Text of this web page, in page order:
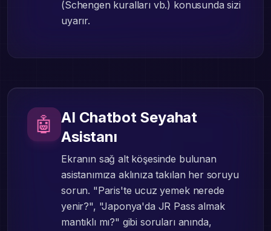
(Schengen kuralları vb.) konusunda sizi
uyarır.
🤖
AI Chatbot Seyahat
Asistanı
Ekranın sağ alt köşesinde bulunan
asistanımıza aklınıza takılan her soruyu
sorun. "Paris'te ucuz yemek nerede
yenir?", "Japonya'da JR Pass almak
mantıklı mı?" gibi soruları anında,